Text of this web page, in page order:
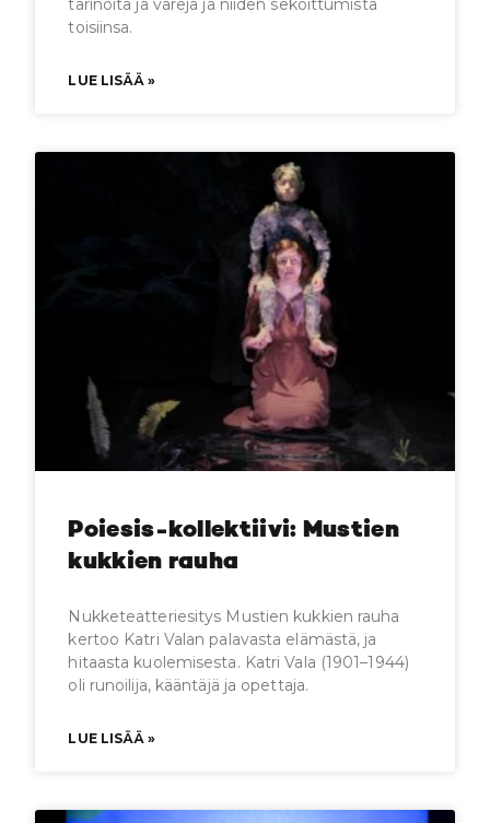
toisiinsa.
LUE LISÄÄ »
Poiesis-kollektiivi: Mustien
kukkien rauha
Nukketeatteriesitys Mustien kukkien rauha
kertoo Katri Valan palavasta elämästä, ja
hitaasta kuolemisesta. Katri Vala (1901–1944)
oli runoilija, kääntäjä ja opettaja.
LUE LISÄÄ »